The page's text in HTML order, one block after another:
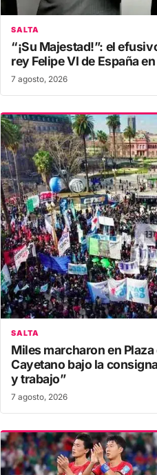
SALTA
“¡Su Majestad!”: el
rey Felipe VI de España
7 agosto, 2026
SALTA
Miles marcharon en
Cayetano bajo la
y trabajo”
7 agosto, 2026